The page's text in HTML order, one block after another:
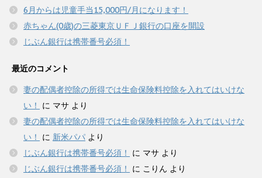
6月からは児童手当15,000円/月になります！
赤ちゃん(0歳)の三菱東京ＵＦＪ銀行の口座を開設
じぶん銀行は携帯番号必須！
最近のコメント
妻の配偶者控除の所得では生命保険料控除を入れてはいけな
い！
に マサ より
妻の配偶者控除の所得では生命保険料控除を入れてはいけな
い！
に 新米パパ より
じぶん銀行は携帯番号必須！
に マサ より
じぶん銀行は携帯番号必須！
に こりん より